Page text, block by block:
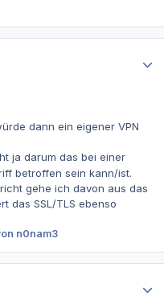
dann ein eigener VPN
ja darum das bei einer
betroffen sein kann/ist.
gehe ich davon aus das
das SSL/TLS ebenso
n0nam3